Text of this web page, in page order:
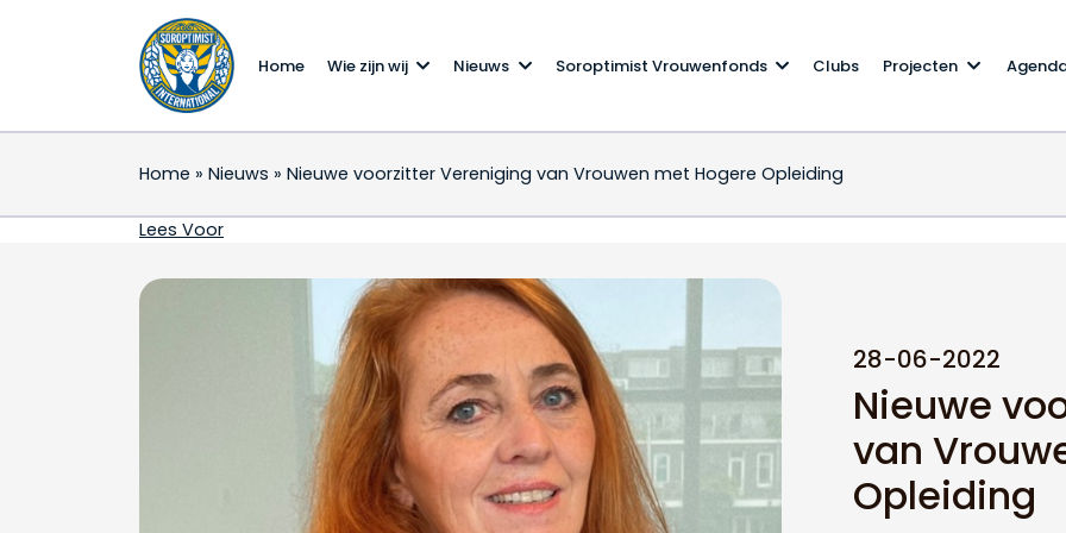
Home Wie zijn wij Nieuws Soroptimist Vrouwenfonds Clubs Projecten
Home » Nieuws » Nieuwe voorzitter Vereniging van Vrouwen met Hogere Opleiding
Nieuwe voorzitter Vereniging van Vrouwen
Lees Voor
28-06-2022
Nieuwe
van
Opleiding